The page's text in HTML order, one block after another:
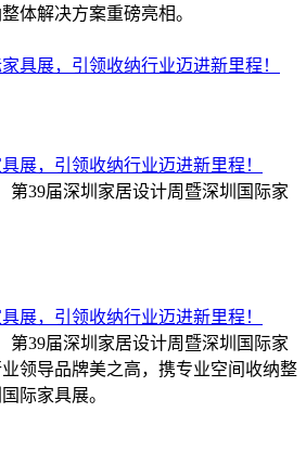
体解决方案重磅亮相。
展，引领收纳行业迈进新里程！
第39届深圳家居设计周暨深圳国际家
展，引领收纳行业迈进新里程！
第39届深圳家居设计周暨深圳国际家
领导品牌美之高，携专业空间收纳整
际家具展。